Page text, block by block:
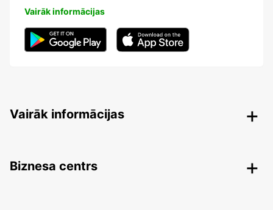
Vairāk informācijas
Vairāk informācijas
Biznesa centrs